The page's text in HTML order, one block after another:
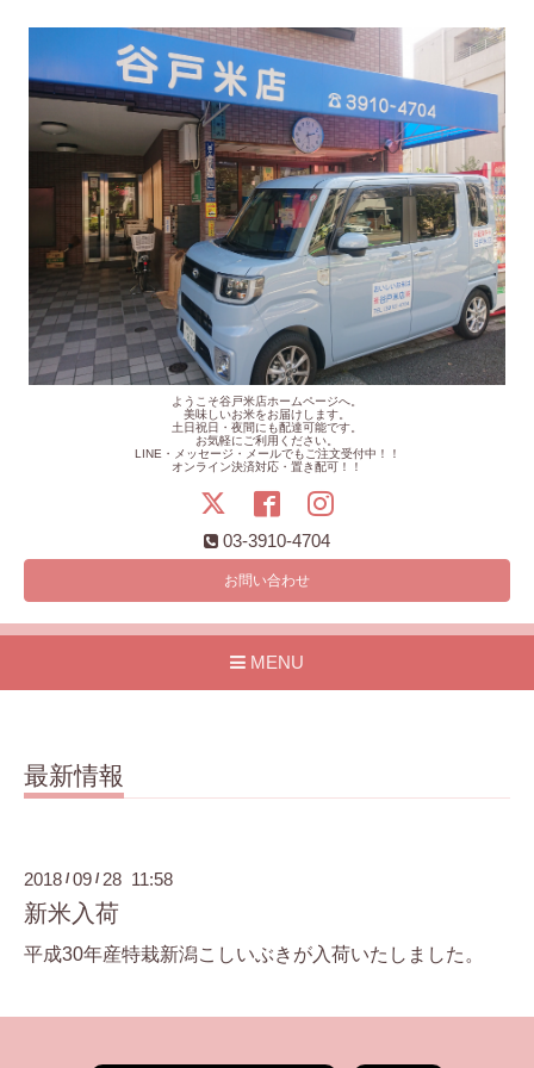
ようこそ谷戸米店ホームページへ。
美味しいお米をお届けします。
土日祝日・夜間にも配達可能です。
お気軽にご利用ください。
LINE・メッセージ・メールでもご注文受付中！！
オンライン決済対応・置き配可！！
03-3910-4704
お問い合わせ
MENU
最新情報
2018 /09 / 28 11:58
新米入荷
平成30年産特栽新潟こしいぶきが入荷いたしました。